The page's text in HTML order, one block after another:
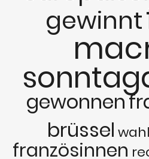
gewinnt
gewonnen
brüssel
französinnen